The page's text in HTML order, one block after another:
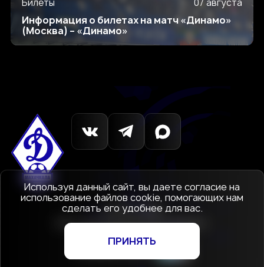
Билеты 07 августа
Информация о билетах на матч «Динамо»
(Москва) – «Динамо»
© 1927-2026
АНО «Футбольный клуб Динамо»
Махачкала
Используя данный сайт, вы даете согласие на
использование файлов cookie, помогающих нам
сделать его удобнее для вас.
ПРИНЯТЬ